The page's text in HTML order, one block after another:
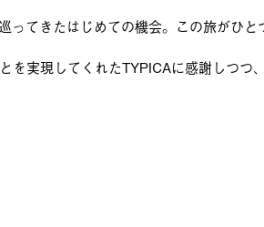
ってきたはじめての機会。この旅がひ
を実現してくれたTYPICAに感謝しつ